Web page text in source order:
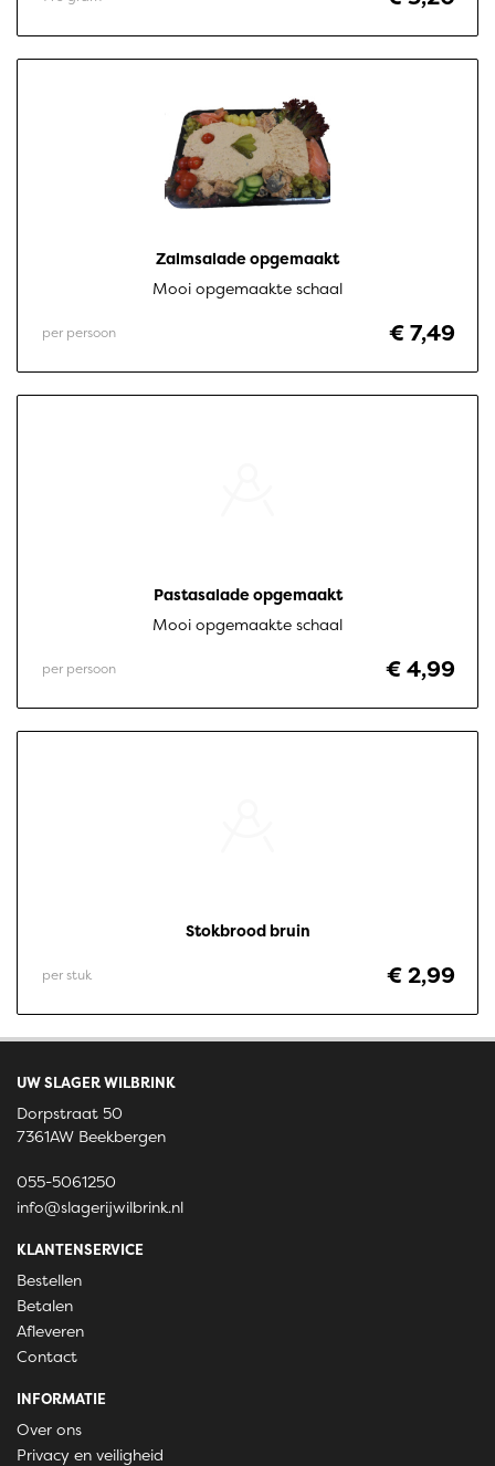
Zalmsalade opgemaakt
Mooi opgemaakte schaal
€ 7,49
per persoon
Pastasalade opgemaakt
Mooi opgemaakte schaal
€ 4,99
per persoon
Stokbrood bruin
€ 2,99
per stuk
UW SLAGER WILBRINK
Dorpstraat 50
7361AW Beekbergen
055-5061250
info@slagerijwilbrink.nl
KLANTENSERVICE
Bestellen
Betalen
Afleveren
Contact
INFORMATIE
Over ons
Privacy en veiligheid